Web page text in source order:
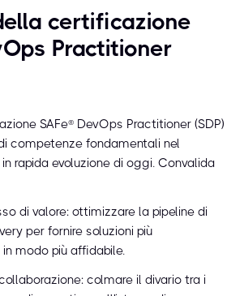
certificazione
Practitioner
SAFe® DevOps Practitioner (SDP)
competenze fondamentali nel
rapida evoluzione di oggi. Convalida
di valore: ottimizzare la pipeline di
per fornire soluzioni più
modo più affidabile.
colmare il divario tra i